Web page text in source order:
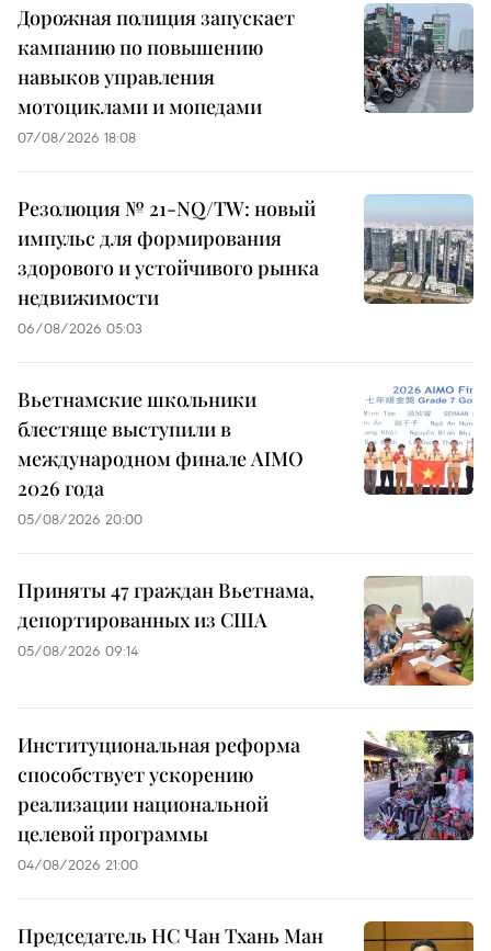
Дорожная полиция запускает
кампанию по повышению
навыков управления
мотоциклами и мопедами
07/08/2026 18:08
Резолюция № 21-NQ/TW: новый
импульс для формирования
здорового и устойчивого рынка
недвижимости
06/08/2026 05:03
Вьетнамские школьники
блестяще выступили в
международном финале AIMO
2026 года
05/08/2026 20:00
Приняты 47 граждан Вьетнама,
депортированных из США
05/08/2026 09:14
Институциональная реформа
способствует ускорению
реализации национальной
целевой программы
04/08/2026 21:00
Председатель НС Чан Тхань Ман